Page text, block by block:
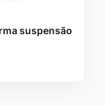
suspensão